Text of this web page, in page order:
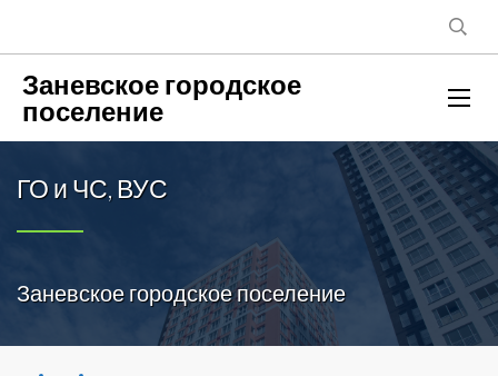
Заневское городское
поселение
ГО и ЧС, ВУС
Заневское городское поселение